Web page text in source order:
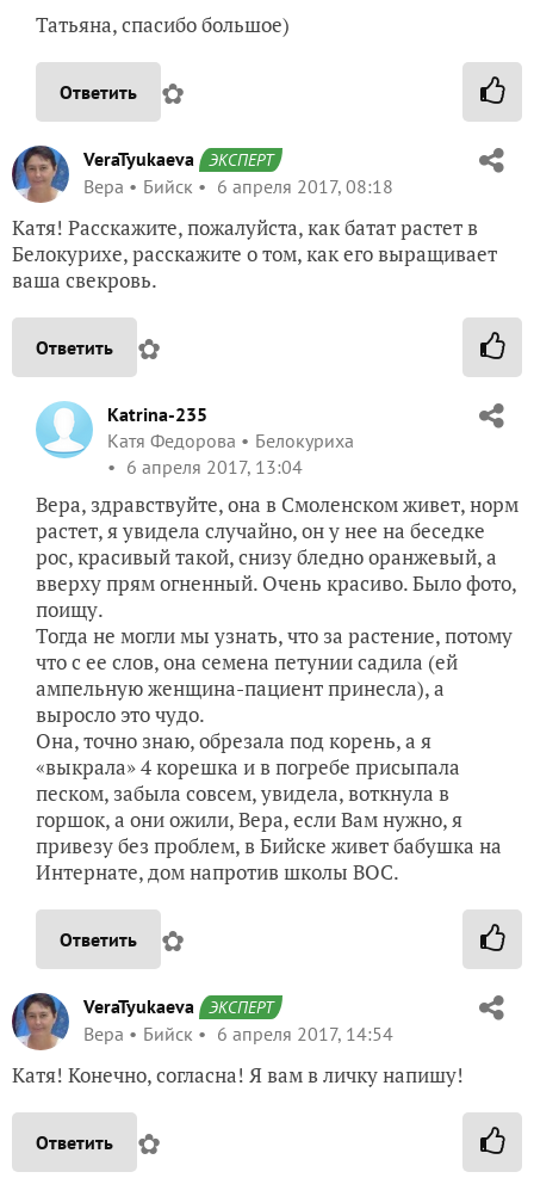
Татьяна, спасибо большое)
Ответить ✿
VeraTyukaeva ЭКСПЕРТ
Вера Бийск 6 апреля 2017, 08:18
Катя! Расскажите, пожалуйста, как батат растет в
Белокурихе, расскажите о том, как его выращивает
ваша свекровь.
Ответить ✿
Katrina-235
Катя Федорова
Белокуриха
6 апреля 2017, 13:04
Вера, здравствуйте, она в Смоленском живет, норм
растет, я увидела случайно, он у нее на беседке
рос, красивый такой, снизу бледно оранжевый, а
вверху прям огненный. Очень красиво. Было фото,
поищу.
Тогда не могли мы узнать, что за растение, потому
что с ее слов, она семена петунии садила (ей
ампельную женщина-пациент принесла), а
выросло это чудо.
Она, точно знаю, обрезала под корень, а я
«выкрала» 4 корешка и в погребе присыпала
песком, забыла совсем, увидела, воткнула в
горшок, а они ожили, Вера, если Вам нужно, я
привезу без проблем, в Бийске живет бабушка на
Интернате, дом напротив школы ВОС.
Ответить ✿
VeraTyukaeva ЭКСПЕРТ
Вера Бийск 6 апреля 2017, 14:54
Катя! Конечно, согласна! Я вам в личку напишу!
Ответить ✿